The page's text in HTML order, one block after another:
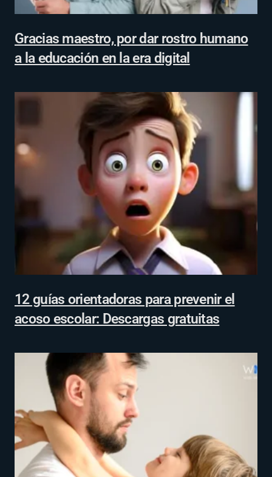
Gracias maestro, por dar rostro humano
a la educación en la era digital
12 guías orientadoras para prevenir el
acoso escolar: Descargas gratuitas